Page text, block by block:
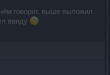
в 2 раза больше ОО, на
говорит, выше выложил
ввиду